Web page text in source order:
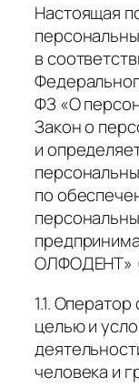
Настоящая
в
ФЗ «О
Закон о
и
по
ОЛФОДЕНТ»
1.1.
целью и
человека и